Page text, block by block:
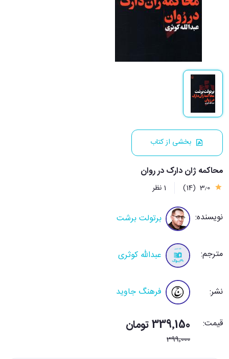
بخشی از کتاب
محاکمه ژان دارک در روان
3٫0 (14) 1 نظر
نویسنده: برتولت برشت
مترجم: عبدالله کوثری
نشر: فرهنگ جاوید
قیمت: 339٬150 تومان
399٬000